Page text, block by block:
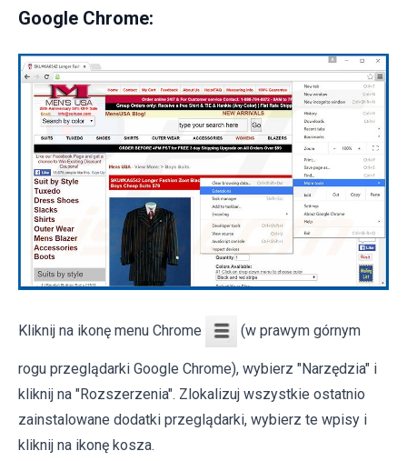
Google Chrome:
Kliknij na ikonę menu Chrome (w prawym górnym
rogu przeglądarki Google Chrome), wybierz "Narzędzia" i
kliknij na "Rozszerzenia". Zlokalizuj wszystkie ostatnio
zainstalowane dodatki przeglądarki, wybierz te wpisy i
kliknij na ikonę kosza.